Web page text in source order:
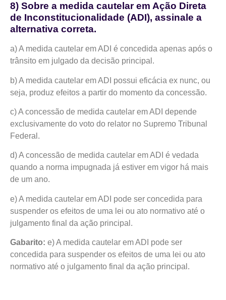
8) Sobre a medida cautelar em Ação Direta
de Inconstitucionalidade (ADI), assinale a
alternativa correta.
a) A medida cautelar em ADI é concedida apenas após o
trânsito em julgado da decisão principal.
b) A medida cautelar em ADI possui eficácia ex nunc, ou
seja, produz efeitos a partir do momento da concessão.
c) A concessão de medida cautelar em ADI depende
exclusivamente do voto do relator no Supremo Tribunal
Federal.
d) A concessão de medida cautelar em ADI é vedada
quando a norma impugnada já estiver em vigor há mais
de um ano.
e) A medida cautelar em ADI pode ser concedida para
suspender os efeitos de uma lei ou ato normativo até o
julgamento final da ação principal.
Gabarito: e) A medida cautelar em ADI pode ser
concedida para suspender os efeitos de uma lei ou ato
normativo até o julgamento final da ação principal.